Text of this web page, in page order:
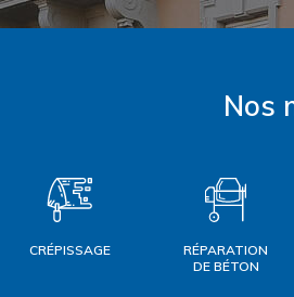
Nos
CRÉPISSAGE
RÉPARATION
DE BÉTON